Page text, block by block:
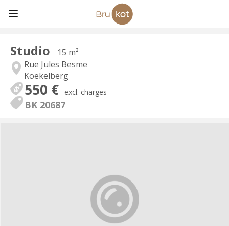
Studio
15 m²
Rue Jules Besme
Koekelberg
550 € excl. charges
BK 20687